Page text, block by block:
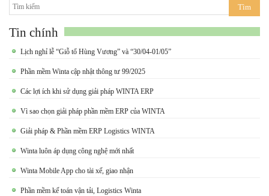
Tin chính
Lịch nghỉ lễ “Giỗ tổ Hùng Vương” và “30/04-01/05”
Phần mềm Winta cập nhật thông tư 99/2025
Các lợi ích khi sử dụng giải pháp WINTA ERP
Vì sao chọn giải pháp phần mềm ERP của WINTA
Giải pháp & Phần mềm ERP Logistics WINTA
Winta luôn áp dụng công nghệ mới nhất
Winta Mobile App cho tài xế, giao nhận
Phần mềm kế toán vận tải, Logistics Winta